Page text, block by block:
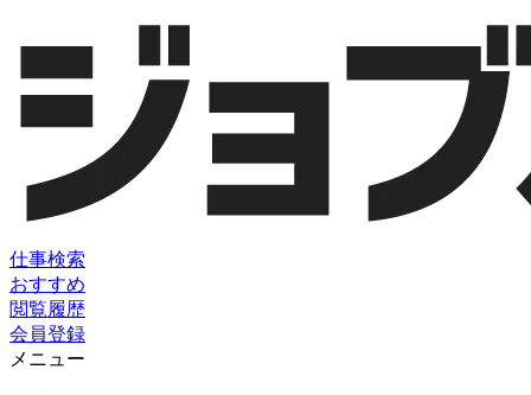
仕事検索
おすすめ
閲覧履歴
会員登録
メニュー